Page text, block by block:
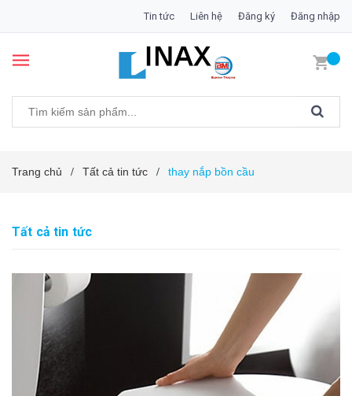
Tin tức Liên hệ Đăng ký Đăng nhập
Trang chủ / Tất cả tin tức / thay nắp bồn cầu
Tất cả tin tức